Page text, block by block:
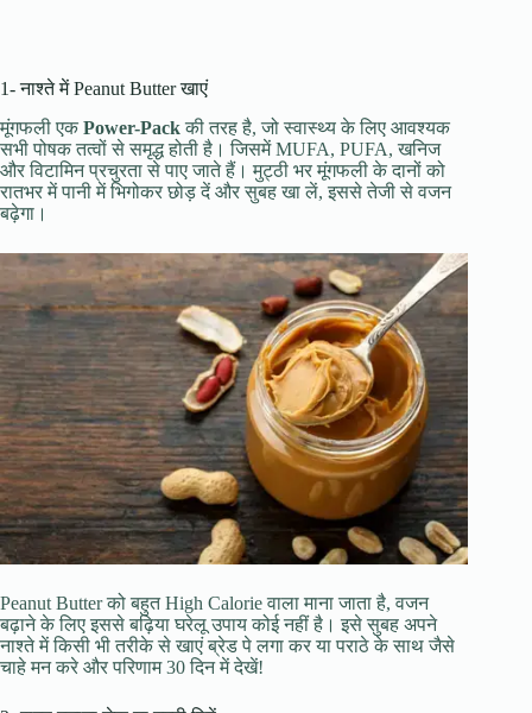
1- नाश्ते में Peanut Butter खाएं
मूंगफली एक Power-Packकी तरह है, जो स्वास्थ्य के लिए आवश्यक
सभी पोषक तत्वों से समृद्ध होती है। जिसमें MUFA, PUFA, खनिज
और विटामिन प्रचुरता से पाए जाते हैं। मुट्ठी भर मूंगफली के दानों को
रातभर में पानी में भिगोकर छोड़ दें और सुबह खा लें, इससे तेजी से वजन
बढ़ेगा।
Peanut Butter को बहुत High Calorie वाला माना जाता है, वजन
बढ़ाने के लिए इससे बढ़िया घरेलू उपाय कोई नहीं है। इसे सुबह अपने
नाश्ते में किसी भी तरीके से खाएं ब्रेड पे लगा कर या पराठे के साथ जैसे
चाहे मन करे और परिणाम 30 दिन में देखें!